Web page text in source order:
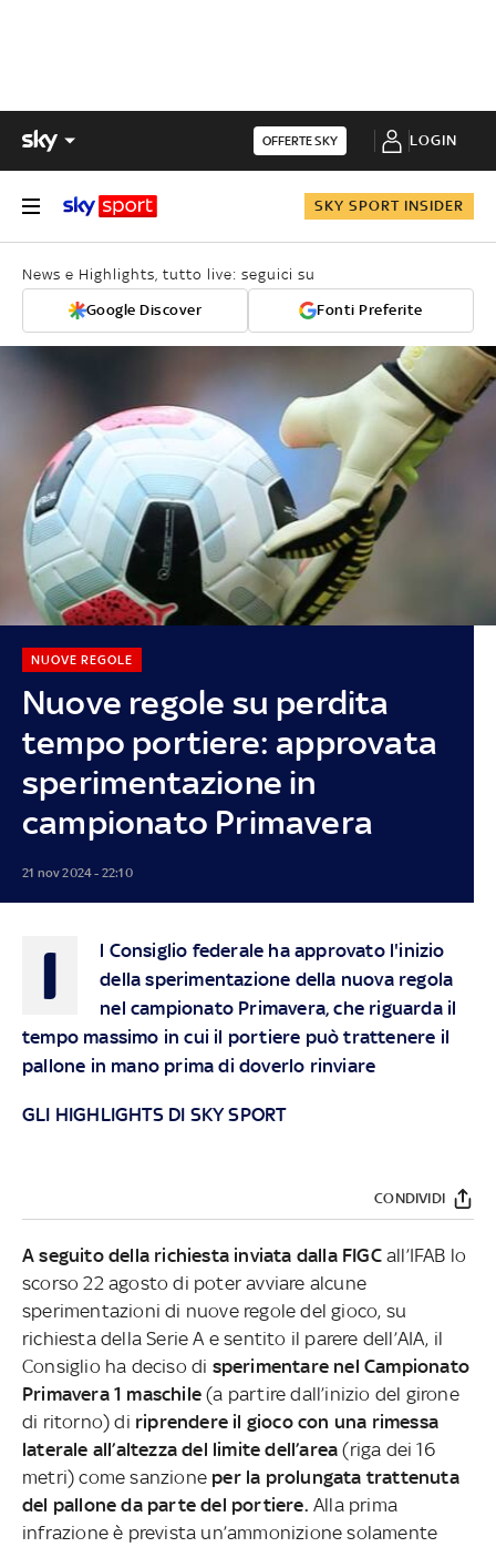
OFFERTE SKY LOGIN
SKY SPORT INSIDER
News e Highlights, tutto live: seguici su
Google Discover Fonti Preferite
Nuove regole su perdita
tempo portiere: approvata
sperimentazione in
campionato Primavera
NUOVE REGOLE
21 nov 2024 - 22:10
I
l Consiglio federale ha approvato l'inizio
della sperimentazione della nuova regola
nel campionato Primavera, che riguarda il
tempo massimo in cui il portiere può trattenere il
pallone in mano prima di doverlo rinviare
GLI HIGHLIGHTS DI SKY SPORT
CONDIVIDI
A seguito della richiesta inviata dalla FIGCall’IFAB lo
scorso 22 agosto di poter avviare alcune
sperimentazioni di nuove regole del gioco, su
richiesta della Serie A e sentito il parere dell’AIA, il
Consiglio ha deciso di sperimentare nel Campionato
Primavera 1 maschile (a partire dall’inizio del girone
di ritorno) di riprendere il gioco con una rimessa
laterale all’altezza del limite dell’area (riga dei 16
metri) come sanzione per la prolungata trattenuta
del pallone da parte del portiere. Alla prima
infrazione è prevista un’ammonizione solamente